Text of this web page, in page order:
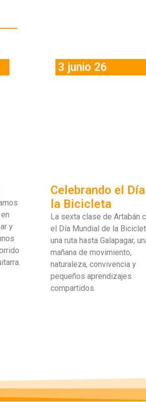
y
3 junio 26
Celebrando el
la Bicicleta
La sexta clase de Artabán
el Día Mundial de la
una ruta hasta Galapagar,
mañana de movimiento,
naturaleza, convivencia y
pequeños aprendizajes
compartidos.